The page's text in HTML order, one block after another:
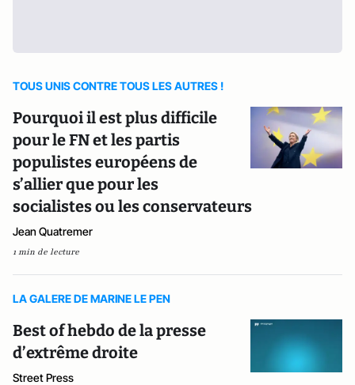
TOUS UNIS CONTRE TOUS LES AUTRES !
Pourquoi il est plus difficile
pour le FN et les partis
populistes européens de
s’allier que pour les
socialistes ou les conservateurs
Jean Quatremer
1 min de lecture
LA GALERE DE MARINE LE PEN
Best of hebdo de la presse
d’extrême droite
Street Press